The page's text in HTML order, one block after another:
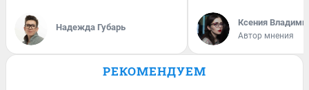
Надежда Губарь Ксения
Автор мнения
РЕКОМЕНДУЕМ